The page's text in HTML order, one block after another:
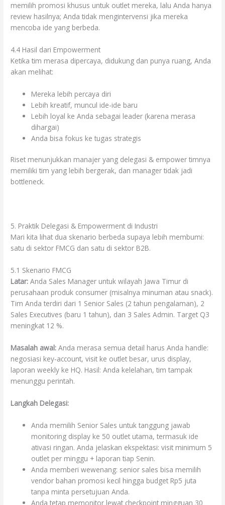
memilih promosi khusus untuk outlet mereka, lalu Anda hanya
review hasilnya; Anda tidak mengintervensi jika mereka
mencoba ide yang berbeda.
4.4 Hasil dari Empowerment
Ketika tim merasa dipercaya, didukung dan punya ruang, Anda
akan melihat:
Mereka lebih percaya diri
Lebih kreatif, muncul ide-ide baru
Lebih loyal ke Anda sebagai leader (karena merasa
dihargai)
Anda bisa fokus ke tugas strategis
Riset menunjukkan manajer yang delegasi & empower timnya
memiliki tim yang lebih bergerak, dan manager tidak jadi
bottleneck.
5. Praktik Delegasi & Empowerment di Industri
Mari kita lihat dua skenario berbeda supaya lebih membumi:
satu di sektor FMCG dan satu di sektor B2B.
5.1 Skenario FMCG
Latar: Anda Sales Manager untuk wilayah Jawa Timur di
perusahaan produk consumer (misalnya minuman atau snack).
Tim Anda terdiri dari 1 Senior Sales (2 tahun pengalaman), 2
Sales Executives (baru 1 tahun), dan 3 Sales Admin. Target Q3
meningkat 12 %.
Masalah awal: Anda merasa semua detail harus Anda handle:
negosiasi key‐account, visit ke outlet besar, urus display,
laporan weekly ke HQ. Hasil: Anda kelelahan, tim tampak
menunggu perintah.
Langkah Delegasi:
Anda memilih Senior Sales untuk tanggung jawab
monitoring display ke 50 outlet utama, termasuk ide
ativasi ringan. Anda jelaskan ekspektasi: visit minimum 5
outlet per minggu + laporan tiap Senin.
Anda memberi wewenang: senior sales bisa memilih
vendor bahan promosi kecil hingga budget Rp5 juta
tanpa minta persetujuan Anda.
Anda tetap memonitor lewat checkpoint mingguan 30